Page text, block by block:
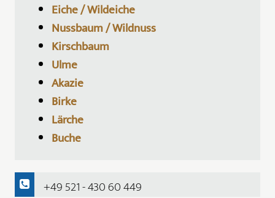
Eiche / Wildeiche
Nussbaum / Wildnuss
Kirschbaum
Ulme
Akazie
Birke
Lärche
Buche
+49 521 - 430 60 449